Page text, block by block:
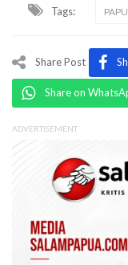
Tags:
Share Post
Share on
ADVERTISEMENT